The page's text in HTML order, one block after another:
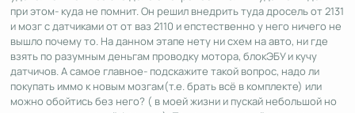
при этом- куда не помнит. Он решил внедрить туда дросель от 2131
и мозг с датчиками от от ваз 2110 и епстественно у него ничего не
вышло почему то. На данном этапе нету ни схем на авто, ни где
взять по разумным деньгам проводку мотора, блокЭБУ и кучу
датчичов. А самое главное- подскажите такой вопрос, надо ли
покупать иммо к новым мозгам(т.е. брать всё в комплекте) или
можно обойтись без него? ( в моей жизни и пускай небольшой но